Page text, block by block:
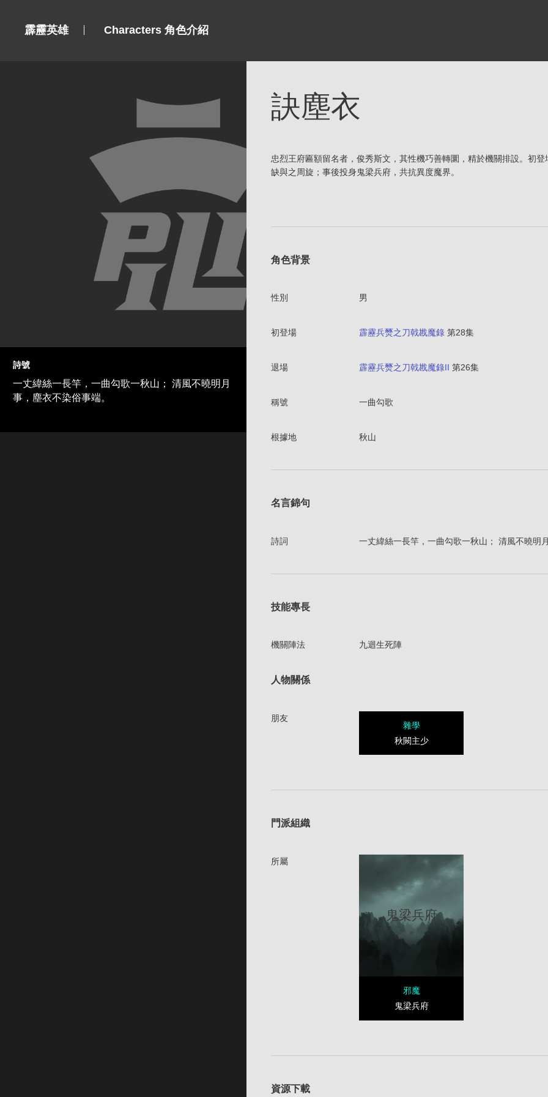
霹靂英雄 Characters 角色介紹
詩號
一丈緯絲一長竿，一曲勾歌一秋山； 清風不曉明月
事，塵衣不染俗事端。
訣塵衣
忠烈王府匾額留名者，俊秀斯文，其性機巧善轉圜，精於機關排設。初
缺與之周旋；事後投身鬼梁兵府，共抗異度魔界。
角色背景
性別 男
初登場 霹靂兵燹之刀戟戡魔錄第28集
退場 霹靂兵燹之刀戟戡魔錄II 第26集
稱號 一曲勾歌
根據地 秋山
名言錦句
詩詞 一丈緯絲一長竿，一曲勾歌一秋山； 清風不曉明
技能專長
機關陣法 九迴生死陣
人物關係
朋友
雜學
秋闕主少
門派組織
所屬
鬼梁兵府
邪魔
鬼梁兵府
資源下載